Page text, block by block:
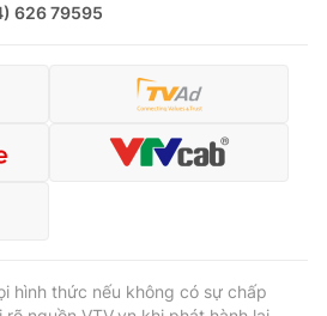
626 79595
hình thức nếu không có sự chấp